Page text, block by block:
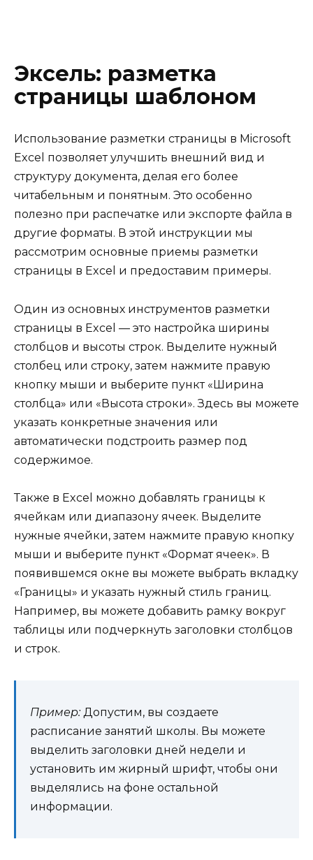
Эксель: разметка
страницы шаблоном
Использование разметки страницы в Microsoft
Excel позволяет улучшить внешний вид и
структуру документа, делая его более
читабельным и понятным. Это особенно
полезно при распечатке или экспорте файла в
другие форматы. В этой инструкции мы
рассмотрим основные приемы разметки
страницы в Excel и предоставим примеры.
Один из основных инструментов разметки
страницы в Excel — это настройка ширины
столбцов и высоты строк. Выделите нужный
столбец или строку, затем нажмите правую
кнопку мыши и выберите пункт «Ширина
столбца» или «Высота строки». Здесь вы можете
указать конкретные значения или
автоматически подстроить размер под
содержимое.
Также в Excel можно добавлять границы к
ячейкам или диапазону ячеек. Выделите
нужные ячейки, затем нажмите правую кнопку
мыши и выберите пункт «Формат ячеек». В
появившемся окне вы можете выбрать вкладку
«Границы» и указать нужный стиль границ.
Например, вы можете добавить рамку вокруг
таблицы или подчеркнуть заголовки столбцов
и строк.
Пример:Допустим, вы создаете
расписание занятий школы. Вы можете
выделить заголовки дней недели и
установить им жирный шрифт, чтобы они
выделялись на фоне остальной
информации.